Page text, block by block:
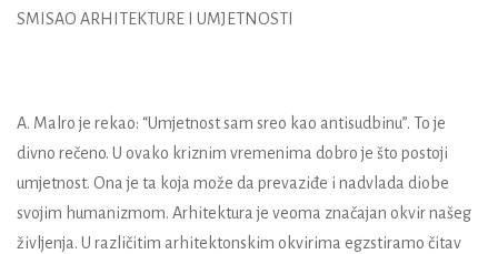
SMISAO ARHITEKTURE I UMJETNOSTI
A. Malro je rekao: “Umjetnost sam sreo kao antisudbinu”. To je
divno rečeno. U ovako kriznim vremenima dobro je što postoji
umjetnost. Ona je ta koja može da prevaziđe i nadvlada diobe
svojim humanizmom. Arhitektura je veoma značajan okvir našeg
življenja. U različitim arhitektonskim okvirima egzstiramo čitav